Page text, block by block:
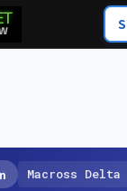
Macross Delta